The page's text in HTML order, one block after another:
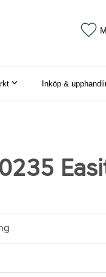
Inköp &